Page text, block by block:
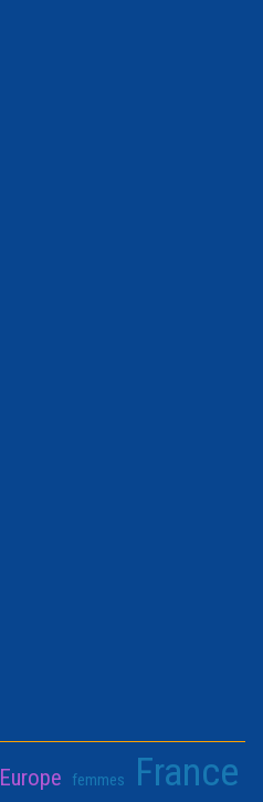
Europe femmes France